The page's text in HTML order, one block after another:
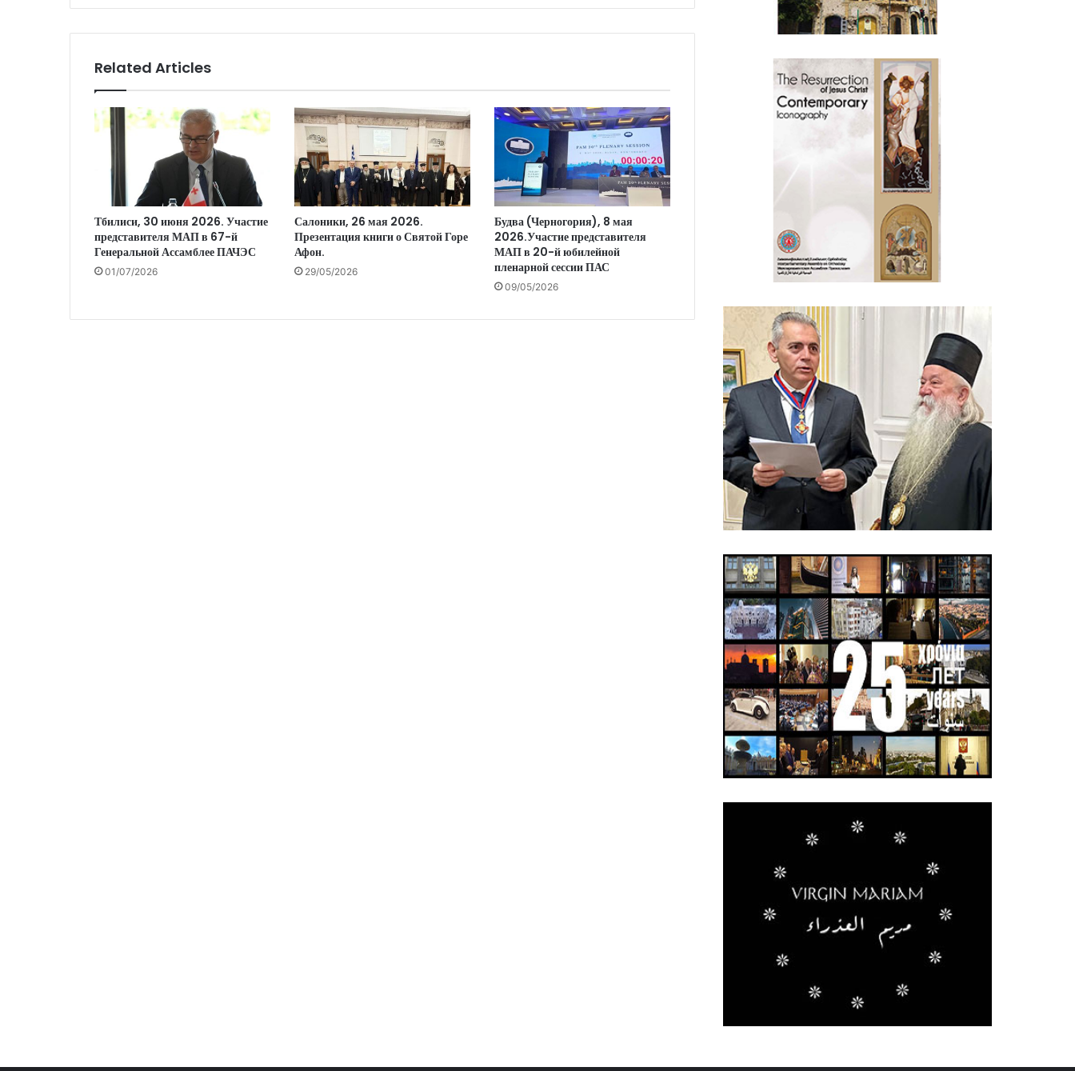
Related Articles
Тбилиси, 30 июня 2026. Участие
представителя МАП в 67-й
Генеральной Ассамблее ПАЧЭС
01/07/2026
Салоники, 26 мая 2026.
Презентация книги о Святой Горе
Афон.
29/05/2026
Будва (Черногория), 8 мая
2026.Участие представителя
МАП в 20-й юбилейной
пленарной сессии ПАС
09/05/2026